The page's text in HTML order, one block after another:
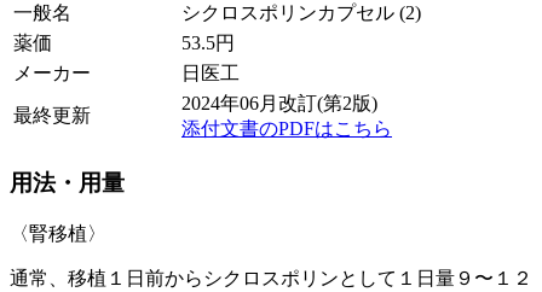
一般名
シクロスポリンカプセル (2)
薬価
53.5円
メーカー
日医工
最終更新
2024年06月改訂(第2版)
添付文書のPDFはこちら
用法・用量
〈腎移植〉
通常、移植１日前からシクロスポリンとして１日量９〜１２